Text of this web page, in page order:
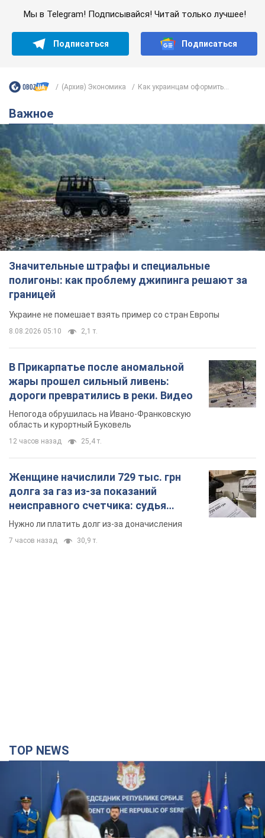
Мы в Telegram! Подписывайся! Читай только лучшее!
Подписаться Подписаться
(Архив) Экономика Как украинцам оформить...
Важное
Значительные штрафы и специальные
полигоны: как проблему джипинга решают за
границей
Украине не помешает взять пример со стран Европы
8.08.2026 05:10 2,1 т.
В Прикарпатье после аномальной
жары прошел сильный ливень:
дороги превратились в реки. Видео
Непогода обрушилась на Ивано-Франковскую
область и курортный Буковель
12 часов назад 25,4 т.
Женщине начислили 729 тыс. грн
долга за газ из-за показаний
неисправного счетчика: судья
вынес неожиданное решение
Нужно ли платить долг из-за доначисления
7 часов назад 30,9 т.
TOP NEWS